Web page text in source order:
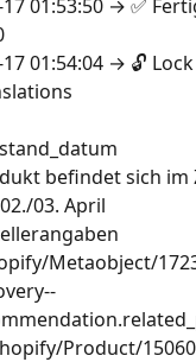
01:53:50 → ✅
17 01:54:04 → 🔓
befindet sich im
03. April
Metaobject/
Product/